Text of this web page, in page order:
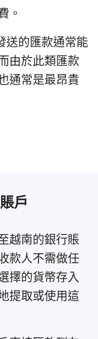
。
送的匯款通常能
由於此類匯款
通常是最昂貴
戶
越南的銀行賬
款人不需做任
擇的貨幣存入
提取或使用這